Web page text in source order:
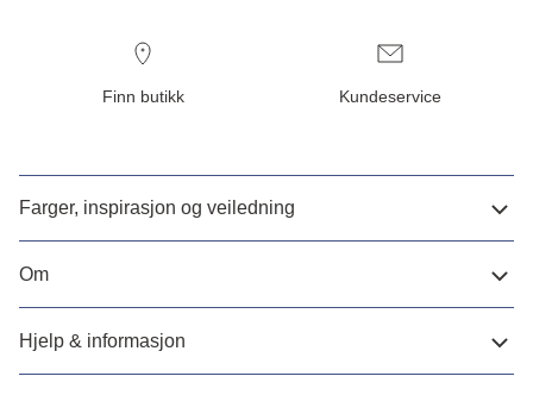
Finn butikk Kundeservice
Farger, inspirasjon og veiledning
Om
Hjelp & informasjon